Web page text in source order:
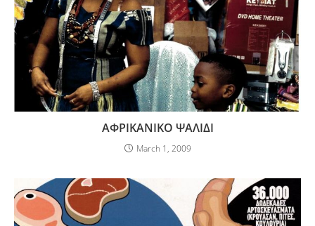
ΑΦΡΙΚΑΝΙΚΟ ΨΑΛΙΔΙ
March 1, 2009